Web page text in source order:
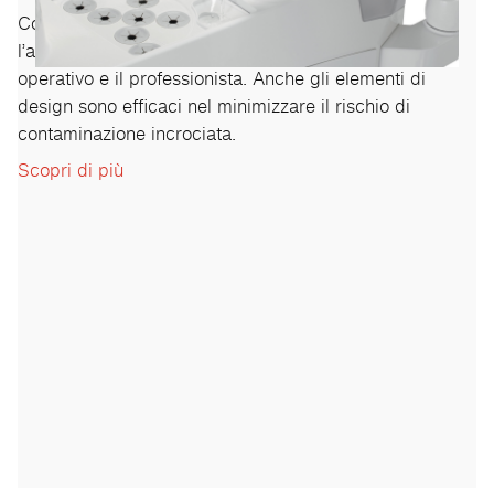
Con un’ampia scelta di sistemi di igiene integrati,
l’ambiente di lavoro è sicuro per i pazienti, il team
operativo e il professionista. Anche gli elementi di
design sono efficaci nel minimizzare il rischio di
contaminazione incrociata.
Scopri di più